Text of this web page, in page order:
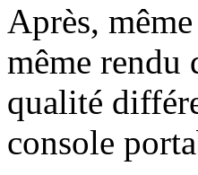
Après,
même rendu
qualité
console